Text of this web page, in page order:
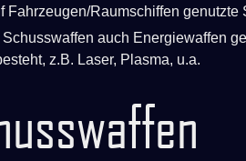
Fahrzeugen/Raumschiffen genutzte
Schusswaffen auch Energiewaffen
z.B. Laser, Plasma, u.a.